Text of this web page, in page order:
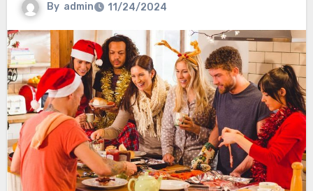
By admin 11/24/2024